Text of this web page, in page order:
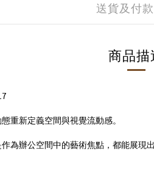
送貨及付
商品描
重新定義空間與視覺流動感。
為辦公空間中的藝術焦點，都能展現